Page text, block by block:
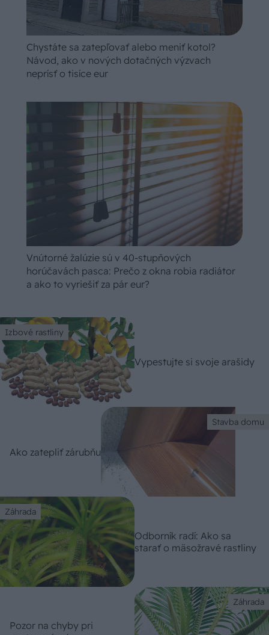
Chystáte sa zatepľovať alebo meniť kotol?
Návod, ako v nových dotačných výzvach
neprísť o tisíce eur
Vnútorné žalúzie sú v 40-stupňových
horúčavách pasca: Prečo z okna robia radiátor
a ako to vyriešiť za pár eur?
Izbové rastliny
Vypestujte si svoje arašidy
Stavba domu
Ako zatepliť zárubňu
Záhrada
Odborník radí: Ako sa
starať o mäsožravé rastliny
Záhrada
Pozor na chyby pri